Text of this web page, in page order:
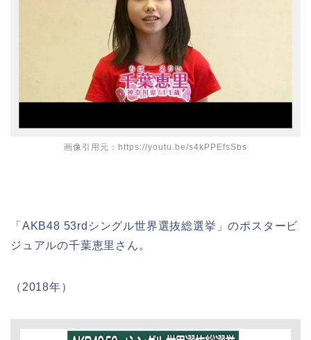
画像引用元：https://youtu.be/s4kPPEfsSbs
「AKB48 53rdシングル世界選抜総選挙」のポスタービ
ジュアルの千葉恵里さん。
（2018年）